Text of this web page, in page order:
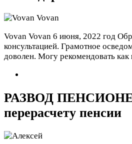
Vovan Vovan 6 июня, 2022 год
консультацией. Грамотное
доволен. Могу рекомендовать
РАЗВОД
перерасчету пенсии